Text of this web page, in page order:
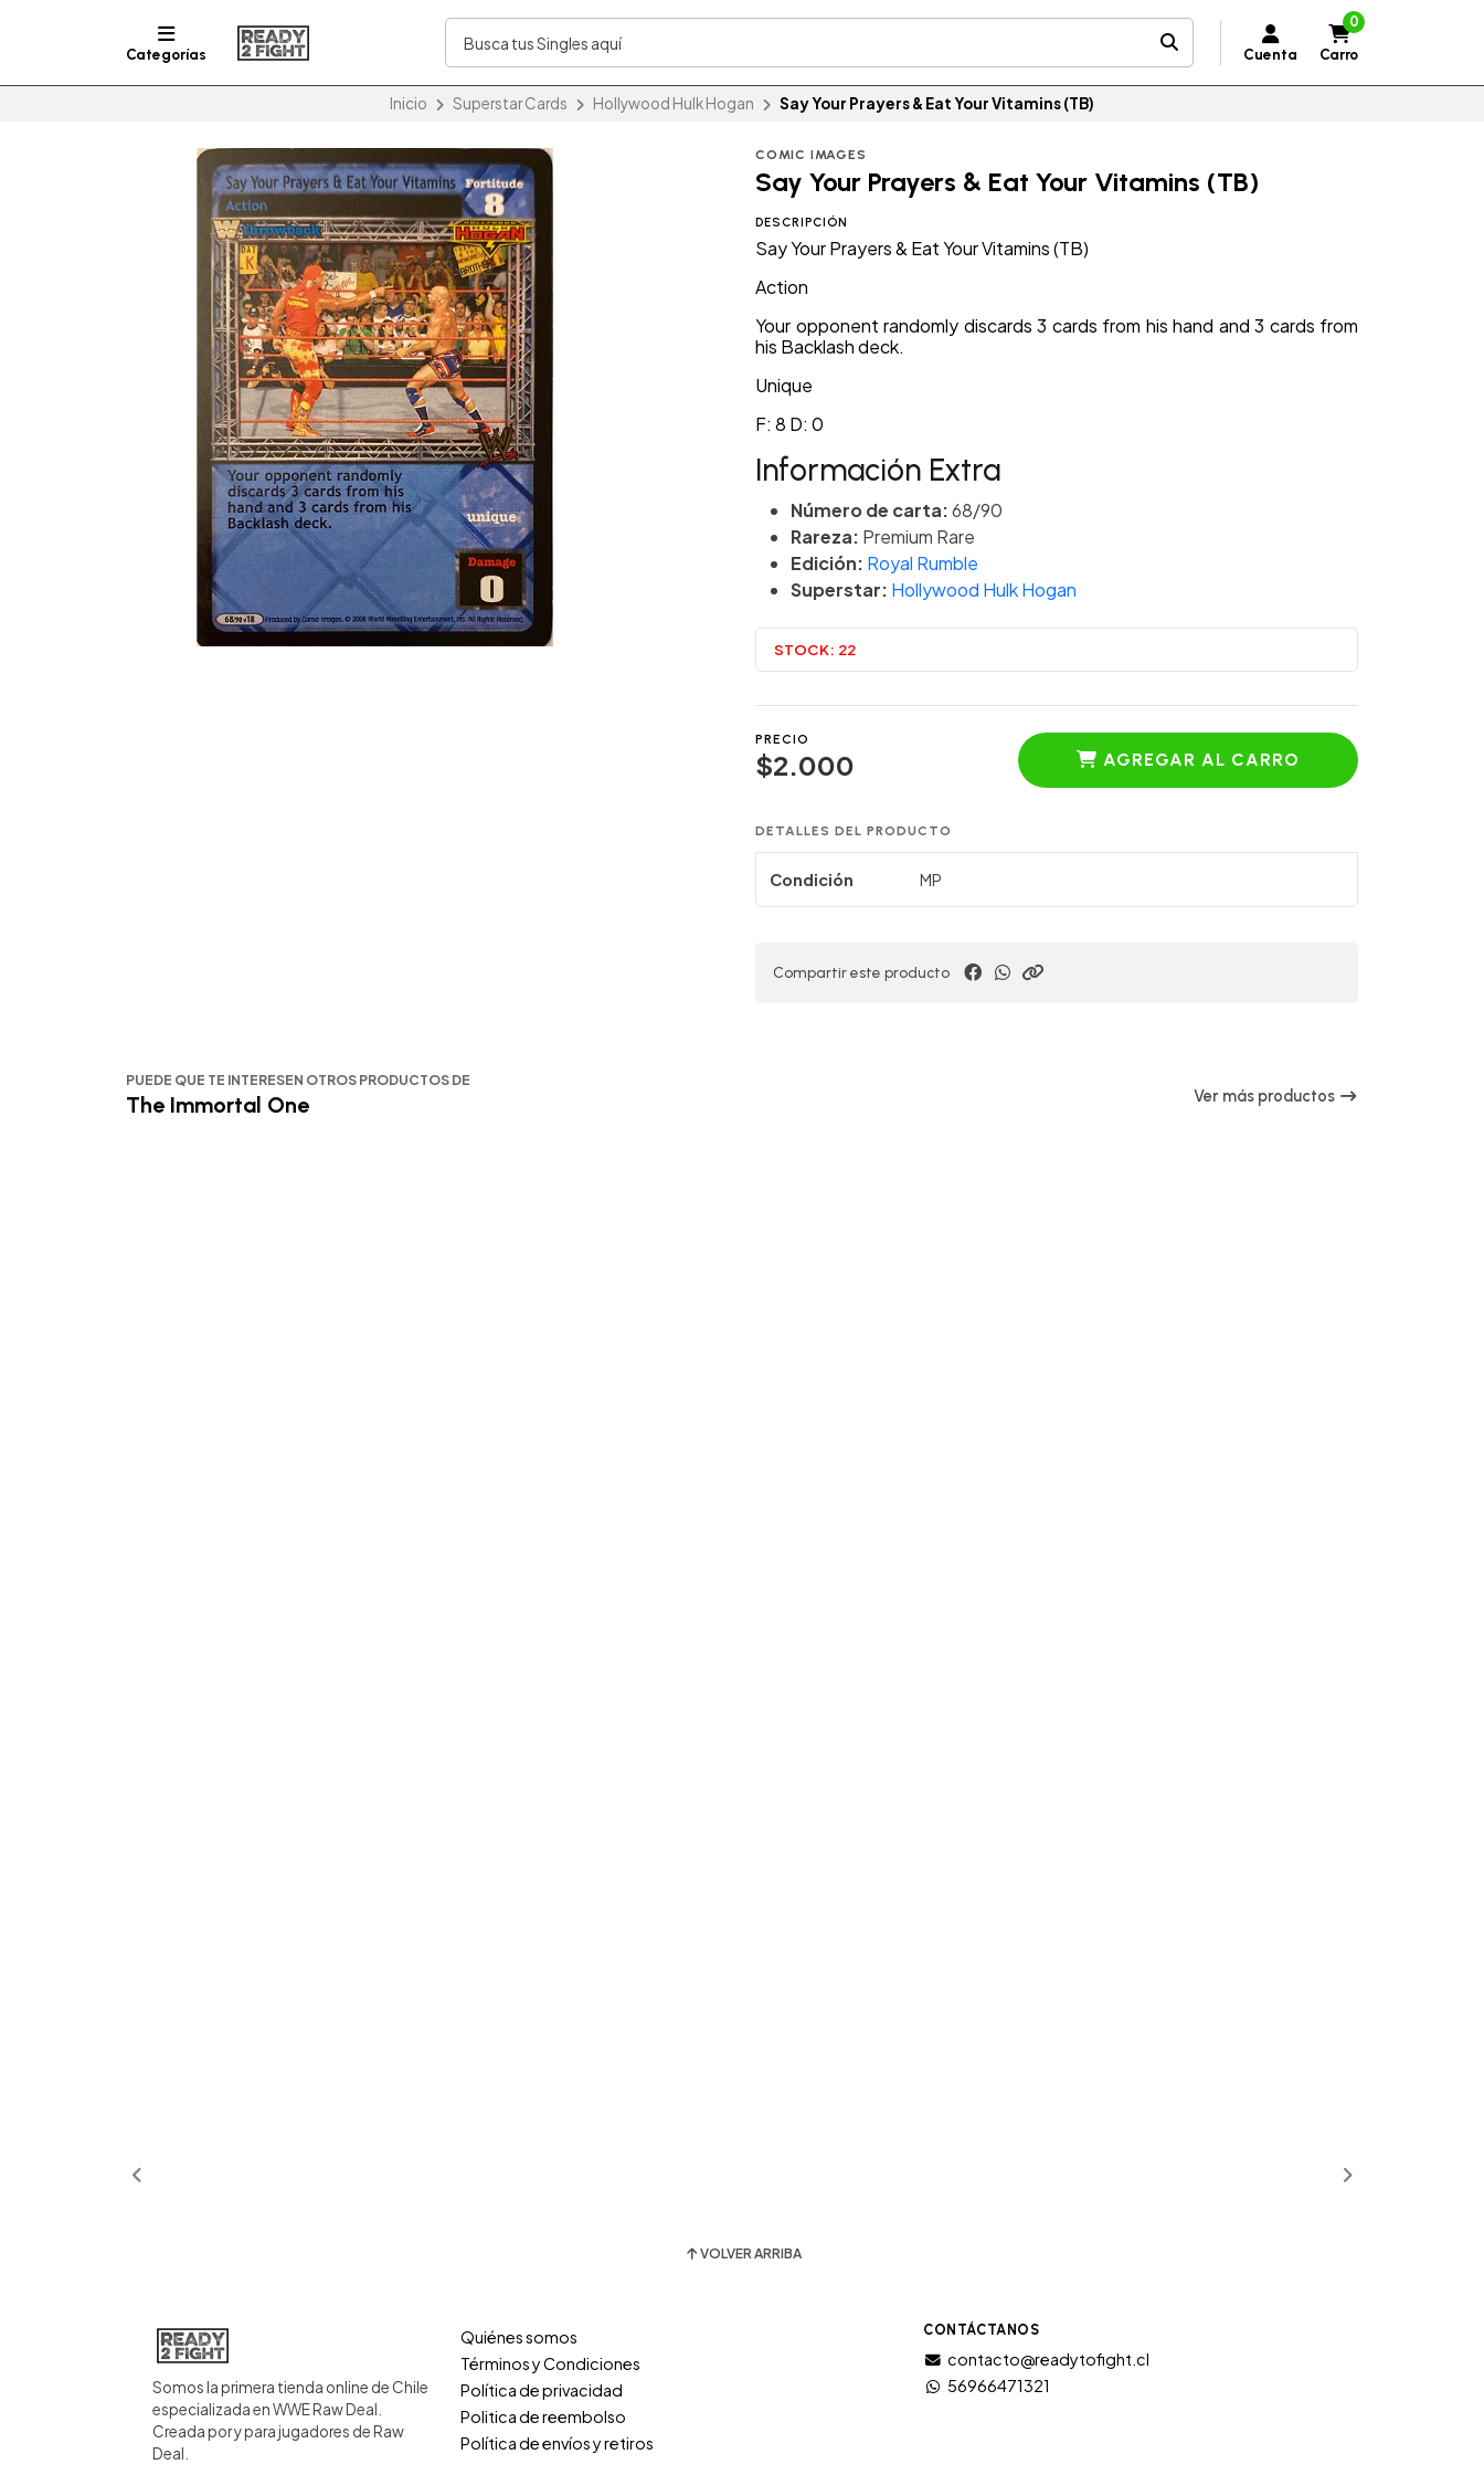
Categorías Cuenta
0
Carro
Inicio Superstar Cards Hollywood Hulk Hogan Say Your Prayers & Eat Your Vitamins (TB)
COMIC IMAGES
Say Your Prayers & Eat Your Vitamins (TB)
DESCRIPCIÓN
Say Your Prayers & Eat Your Vitamins (TB)
Action
Your opponent randomly discards 3 cards from his hand and 3 cards from
his Backlash deck.
Unique
F: 8 D: 0
Información Extra
Número de carta:68/90
Rareza: Premium Rare
Edición: Royal Rumble
Superstar: Hollywood Hulk Hogan
STOCK: 22
PRECIO
$2.000 AGREGAR AL CARRO
DETALLES DEL PRODUCTO
Condición MP
Compartir este producto
PUEDE QUE TE INTERESEN OTROS PRODUCTOS DE
The Immortal One Ver más productos
VOLVER ARRIBA
Somos la primera tienda online de Chile
especializada en WWE Raw Deal.
Creada por y para jugadores de Raw
Deal.
Quiénes somos
Términos y Condiciones
Política de privacidad
Politica de reembolso
Política de envíos y retiros
CONTÁCTANOS
contacto@readytofight.cl
56966471321